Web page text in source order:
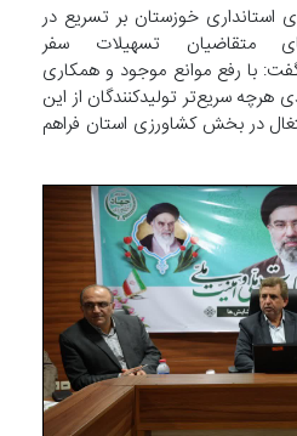
استانداری خوزستان بر تسریع در
متقاضیان تسهیلات سفر
با رفع موانع موجود و همکاری
هرچه سریع‌تر تولیدکنندگان از این
در بخش کشاورزی استان فراهم